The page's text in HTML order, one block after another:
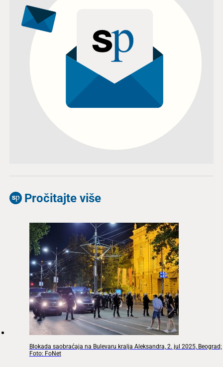
Pročitajte više
Blokada saobraćaja na Bulevaru kralja Aleksandra, 2. jul 2025, Beograd;
Foto: FoNet